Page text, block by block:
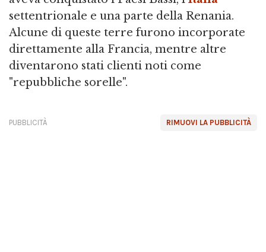
settentrionale e una parte della Renania.
Alcune di queste terre furono incorporate
direttamente alla Francia, mentre altre
diventarono stati clienti noti come
"repubbliche sorelle".
RIMUOVI LA PUBBLICITÀ
PUBBLICITÀ